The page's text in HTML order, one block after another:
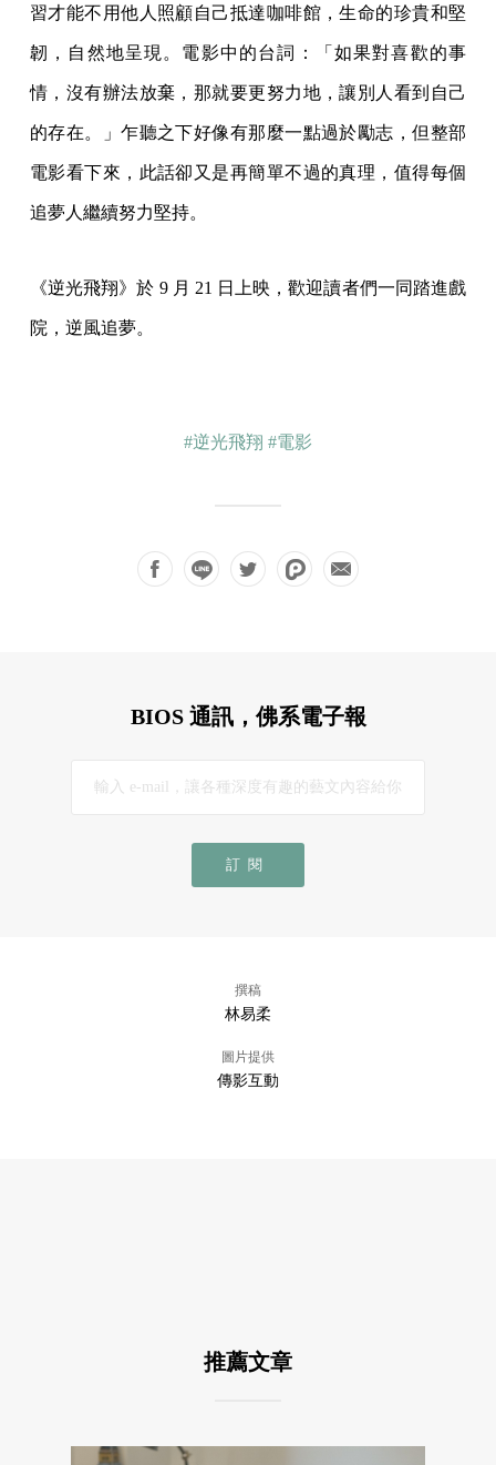
習才能不用他人照顧自己抵達咖啡館，生命的珍貴和堅
韌，自然地呈現。電影中的台詞：「如果對喜歡的事
情，沒有辦法放棄，那就要更努力地，讓別人看到自己
的存在。」乍聽之下好像有那麼一點過於勵志，但整部
電影看下來，此話卻又是再簡單不過的真理，值得每個
追夢人繼續努力堅持。
《逆光飛翔》於 9 月 21 日上映，歡迎讀者們一同踏進戲
院，逆風追夢。
#逆光飛翔 #電影
BIOS 通訊，佛系電子報
訂閱
撰稿
林易柔
圖片提供
傳影互動
推薦文章